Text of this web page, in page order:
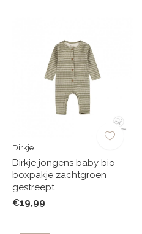
Dirkje
Dirkje jongens baby bio
boxpakje zachtgroen
gestreept
€19,99